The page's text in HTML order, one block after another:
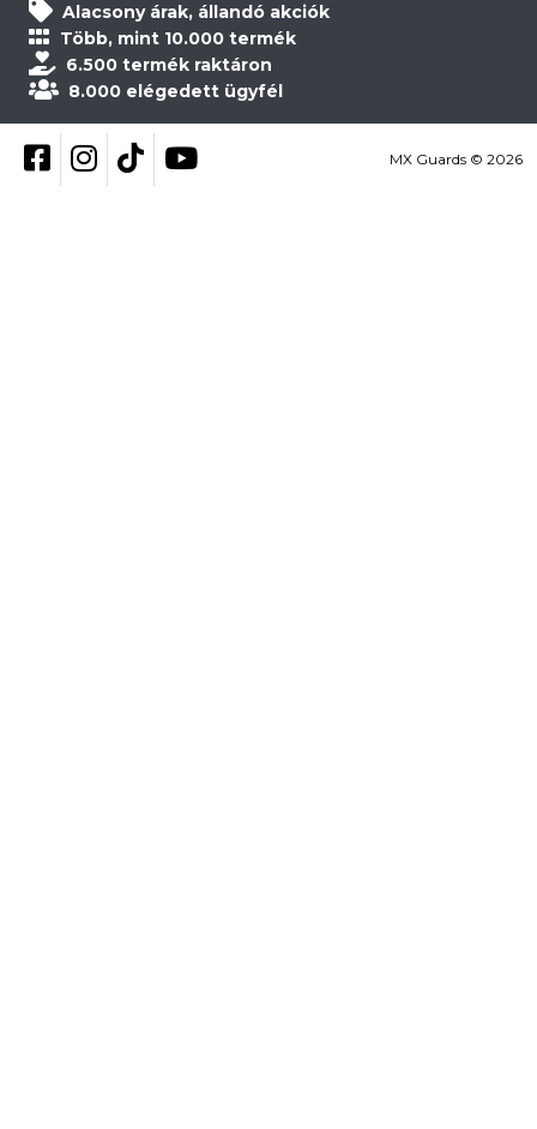
Alacsony árak, állandó akciók
Több, mint 10.000 termék
6.500 termék raktáron
8.000 elégedett ügyfél
Kövess be Facebookon
Kövess be Instagramon
Kövess be TikTokon
YouTube MX Guards © 2026